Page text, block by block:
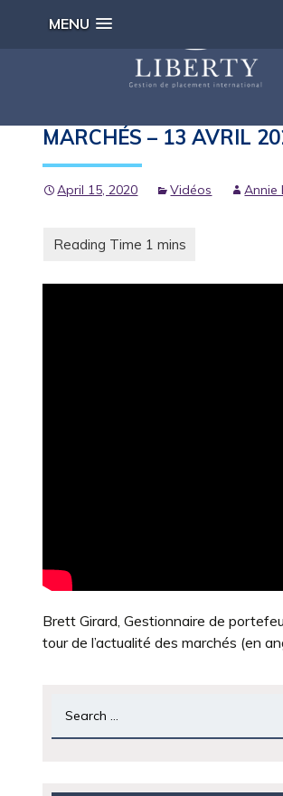
MENU
MARCHÉS – 13 AVRIL
April 15, 2020 Vidéos Annie
Brett Girard, Gestionnaire de
tour de l’actualité des marchés (en
for: